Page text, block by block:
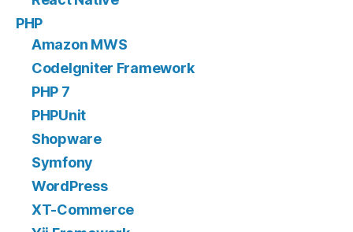
PHP
Amazon MWS
CodeIgniter Framework
PHP 7
PHPUnit
Shopware
Symfony
WordPress
XT-Commerce